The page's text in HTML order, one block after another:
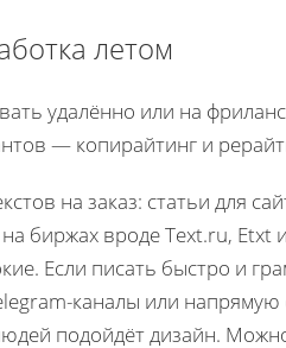
летом
удалённо или на
— копирайтинг и
на заказ: статьи для
биржах вроде Text.ru, Etxt
Если писать быстро и
каналы или напрямую
подойдёт дизайн.